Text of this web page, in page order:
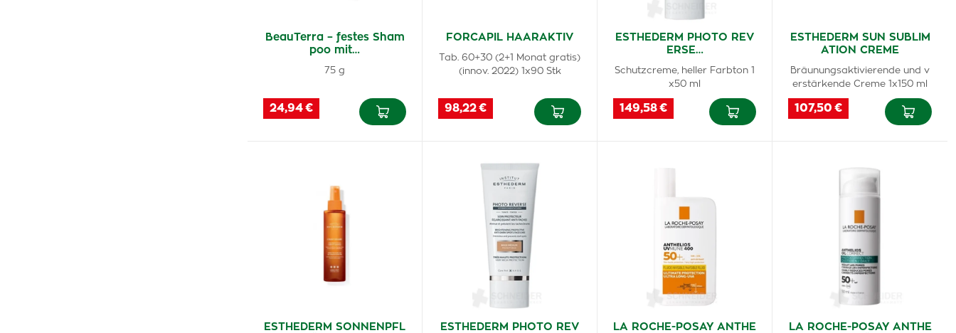
BeauTerra – festes Sham
poo mit…
75 g
24,94 €
FORCAPIL HAARAKTIV
Tab. 60+30 (2+1 Monat gratis)
(innov. 2022) 1x90 Stk
98,22 €
ESTHEDERM PHOTO REV
ERSE…
Schutzcreme, heller Farbton 1
x50 ml
149,58 €
ESTHEDERM SUN SUBLIM
ATION CREME
Bräunungsaktivierende und v
erstärkende Creme 1x150 ml
107,50 €
ESTHEDERM SONNENPFL
ESTHEDERM PHOTO REV
LA ROCHE-POSAY ANTHE
LA ROCHE-POSAY ANTHE